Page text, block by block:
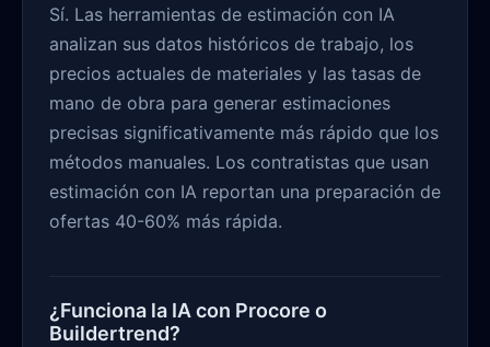
Sí. Las herramientas de estimación con IA
analizan sus datos históricos de trabajo, los
precios actuales de materiales y las tasas de
mano de obra para generar estimaciones
precisas significativamente más rápido que los
métodos manuales. Los contratistas que usan
estimación con IA reportan una preparación de
ofertas 40-60% más rápida.
¿Funciona la IA con Procore o
Buildertrend?